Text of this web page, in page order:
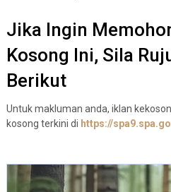
Jika Ingin
Kosong Ini, Sila
Berikut
Untuk makluman anda, iklan
kosong terkini di https://